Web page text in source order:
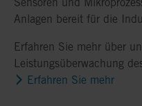
Anlagen bereit für die
Erfahren Sie mehr über
Leistungsüberwachung
Erfahren Sie mehr